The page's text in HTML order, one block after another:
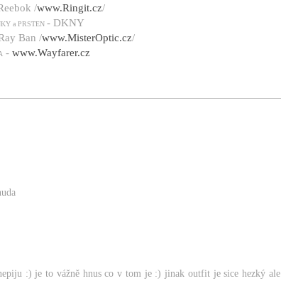
/www.Ringit.cz/
a PRSTEN - DKNY
Ban /www.MisterOptic.cz/
- www.Wayfarer.cz
:) je to vážně hnus co v tom je :) jinak outfit je sice hezký ale